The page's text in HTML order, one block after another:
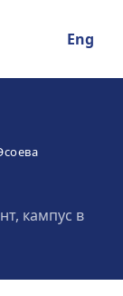
Eng
кампус в